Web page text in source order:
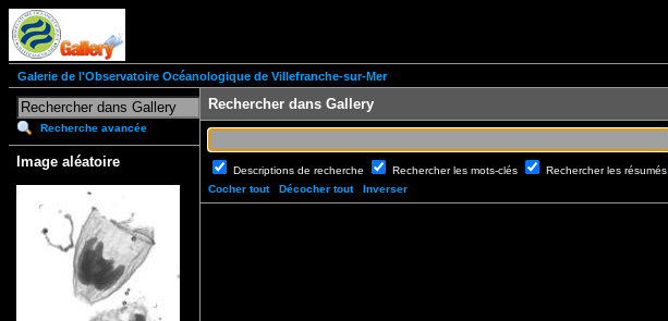
Galerie de l'Observatoire Océanologique de Villefranche-sur-Mer
Recherche avancée
Image aléatoire
Rechercher dans Gallery
Descriptions de recherche Rechercher les mots-clés Rechercher les résumés
Cocher tout
Décocher tout Inverser